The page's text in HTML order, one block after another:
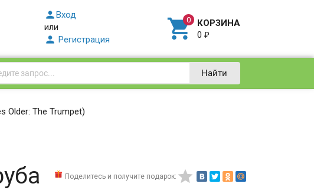
Вход
или
 Регистрация  КОРЗИНА
0₽
Найти
Older: The Trumpet)
Поделитесь и получите подарок: 